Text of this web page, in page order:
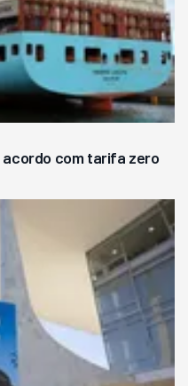
acordo com tarifa zero